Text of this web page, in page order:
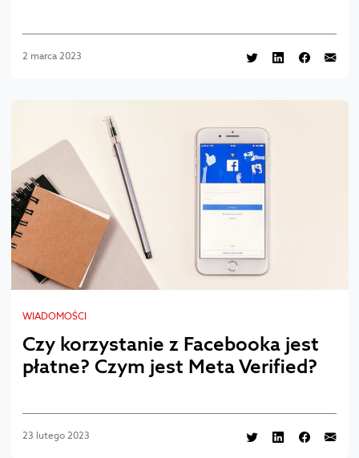
2 marca 2023
WIADOMOŚCI
Czy korzystanie z Facebooka jest
płatne? Czym jest Meta Verified?
23 lutego 2023